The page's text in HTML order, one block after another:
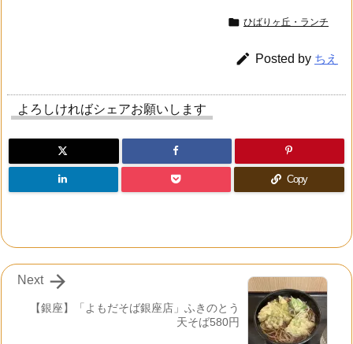
 ひばりヶ丘・ランチ
 Posted by ちえ
よろしければシェアお願いします
Copy
【銀座】「よもだそば銀座店」ふきのとう
天そば580円

Next